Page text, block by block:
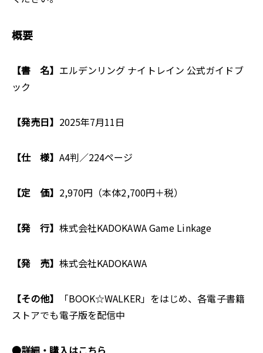
概要
【書 名】 エルデンリング ナイトレイン 公式ガイドブ
ック
【発売日】 2025年7月11日
【仕 様】 A4判／224ページ
【定 価】 2,970円（本体2,700円＋税）
【発 行】 株式会社KADOKAWA Game Linkage
【発 売】 株式会社KADOKAWA
【その他】
「BOOK☆WALKER」をはじめ、各電子書籍
ストアでも電子版を配信中
●詳細・購入はこちら